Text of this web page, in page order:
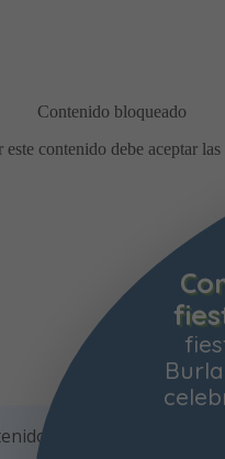
personalizados y